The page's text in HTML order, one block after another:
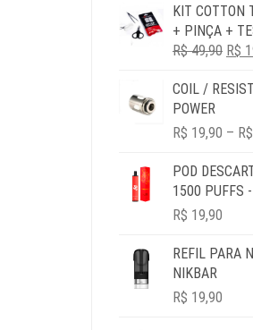
ERA:
R$
KIT COTTON
+ PINÇA +
R$49,90 O
R$
R$
COIL /
POWER
R$ 19,90 – R$
POD
1500 PUFFS
R$ 19,90
REFIL PARA
NIKBAR
R$ 19,90